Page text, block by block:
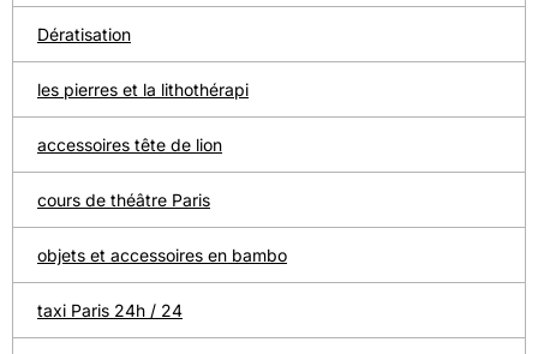
Dératisation
les pierres et la lithothérapi
accessoires tête de lion
cours de théâtre Paris
objets et accessoires en bambo
taxi Paris 24h / 24